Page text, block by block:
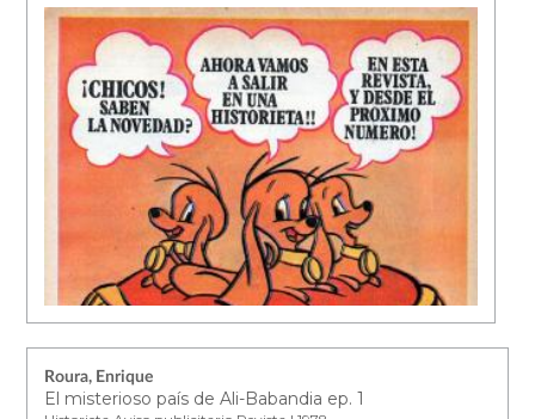
Roura, Enrique
El misterioso país de Ali-Babandia ep. 1